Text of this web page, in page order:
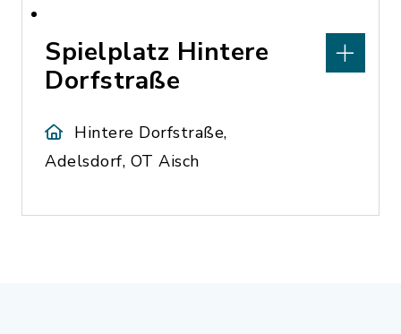
Spielplatz Hintere
Dorfstraße
Hintere Dorfstraße,
Adelsdorf, OT Aisch